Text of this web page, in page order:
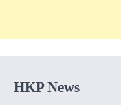
HKP News